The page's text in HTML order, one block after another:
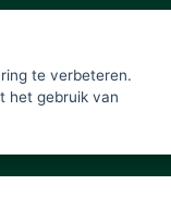
te verbeteren.
het gebruik van